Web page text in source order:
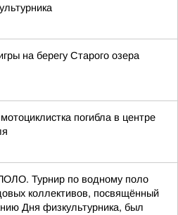
на берегу Старого озера
погибла в центре
Турнир по водному поло
коллективов, посвящённый
Дня физкультурника, был